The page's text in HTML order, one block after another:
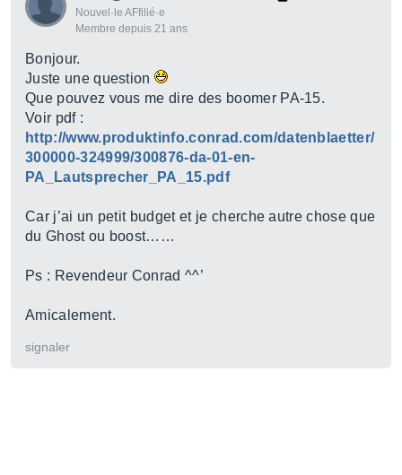
Nouvel·le AFfilié·e
Membre depuis 21 ans
Bonjour.
Juste une question
Que pouvez vous me dire des boomer PA-15.
Voir pdf :
http://www.produktinfo.conrad.com/datenblaetter/
300000-324999/300876-da-01-en-
PA_Lautsprecher_PA_15.pdf
Car j’ai un petit budget et je cherche autre chose que
du Ghost ou boost……
Ps : Revendeur Conrad ^^’
Amicalement.
signaler